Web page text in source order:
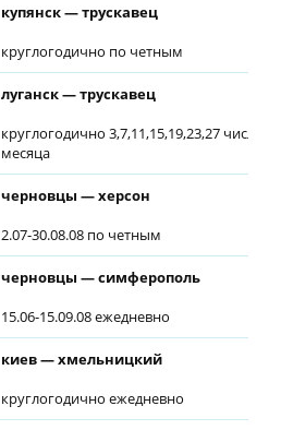
купянск — трускавец
круглогодично по четным
луганск — трускавец
круглогодично 3,7,11,15,19,23,27 числа
месяца
черновцы — херсон
2.07-30.08.08 по четным
черновцы — симферополь
15.06-15.09.08 ежедневно
киев — хмельницкий
круглогодично ежедневно